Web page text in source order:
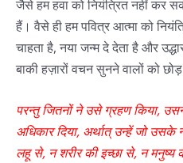
जैसे हम हवा को नियंत्रित नहीं कर
हैं। वैसे ही हम पवित्र आत्मा को
चाहता है, नया जन्म दे देता है और
बाकी हज़ारों वचन सुनने वालों को
परन्तुजितनों ने उसे ग्रहण किया,
अधिकार दिया, अर्थात् उन्हें जो उसके
लहू से, न शरीर की इच्छा से, न मनुष्य